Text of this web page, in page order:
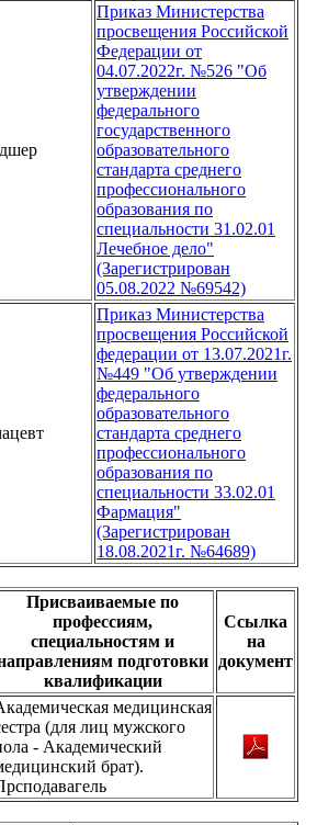
Приказ Министерства
просвещения Российской
Федерации от
04.07.2022г. №526 "Об
утверждении
федерального
государственного
образовательного
стандарта среднего
профессионального
образования по
специальности 31.02.01
Лечебное дело"
(Зарегистрирован
05.08.2022 №69542)
Приказ Министерства
просвещения Российской
федерации от 13.07.2021г.
№449 "Об утверждении
федерального
образовательного
стандарта среднего
профессионального
образования по
специальности 33.02.01
Фармация"
(Зарегистрирован
18.08.2021г. №64689)
Присваиваемые по
профессиям,
специальностям и
подготовки
квалификации
Ссылка
на
документ
медицинская
(для лиц мужского
- Академический
брат).